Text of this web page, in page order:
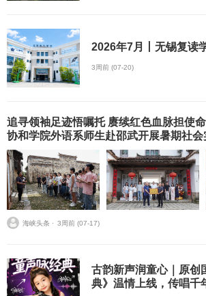
2026年7月丨无锡复读
3周前 (07-20)
追寻领袖足迹悟嘱托 赓续红色血脉担使
协和学院外语系师生赴邵武开展暑期社会
海峡头条 ⋅ 3周前 (07-17)
古韵新声润童心｜原创
典》温情上线，传唱千